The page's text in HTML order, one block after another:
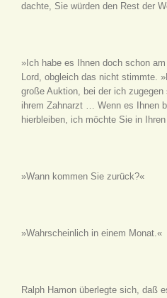
dachte, Sie würden den Rest der
»Ich habe es Ihnen doch schon
Lord, obgleich das nicht stimmte.
große Auktion, bei der ich
ihrem Zahnarzt … Wenn es Ihnen
hierbleiben, ich möchte Sie in
»Wann kommen Sie zurück?«
»Wahrscheinlich in einem Monat.«
Ralph Hamon überlegte sich, daß